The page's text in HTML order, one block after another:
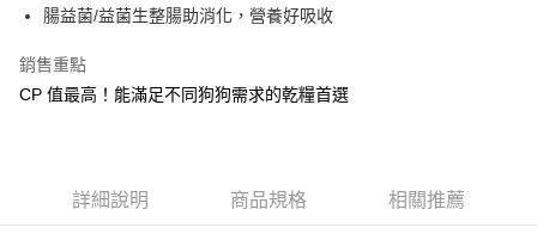
國泰世華商業銀行
兆豐國際商業銀行
匯豐（台灣）商業銀行
聯邦商業銀行
遠東國際商業銀行
台灣樂天信用卡公司
街口支付
全盈+PAY
腸益菌/益菌生整腸助消化，營養好吸收
銷售重點
CP 值最高！能滿足不同狗狗需求的乾糧首選
詳細說明 商品規格 相關推薦